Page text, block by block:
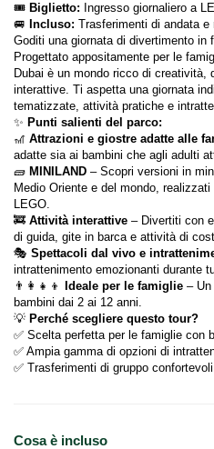
🎟 Biglietto: Ingresso giornaliero a
🚐 Incluso: Trasferimenti di andata e
Goditi una giornata di divertimento in
Progettato appositamente per le
Dubai è un mondo ricco di creatività,
interattive. Ti aspetta una giornata
tematizzate, attività pratiche e
✨ Punti salienti del parco:
🎢 Attrazioni e giostre adatte alle
adatte sia ai bambini che agli adulti
🧱 MINILAND – Scopri versioni in
Medio Oriente e del mondo,
LEGO.
🚒 Attività interattive – Divertiti con
di guida, gite in barca e attività di
🎭 Spettacoli dal vivo e
intrattenimento emozionanti durante
👨‍👩‍👧‍👦
Ideale per le famiglie –
bambini dai 2 ai 12 anni.
💡 Perché scegliere questo tour?
✅ Scelta perfetta per le famiglie con
✅ Ampia gamma di opzioni di
✅ Trasferimenti di gruppo
Cosa è incluso